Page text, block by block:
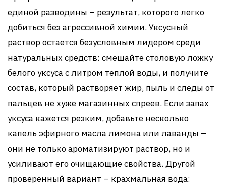
единой разводины – результат, которого легко
добиться без агрессивной химии. Уксусный
раствор остается безусловным лидером среди
натуральных средств: смешайте столовую ложку
белого уксуса с литром теплой воды, и получите
состав, который растворяет жир, пыль и следы от
пальцев не хуже магазинных спреев. Если запах
уксуса кажется резким, добавьте несколько
капель эфирного масла лимона или лаванды –
они не только ароматизируют раствор, но и
усиливают его очищающие свойства. Другой
проверенный вариант – крахмальная вода: